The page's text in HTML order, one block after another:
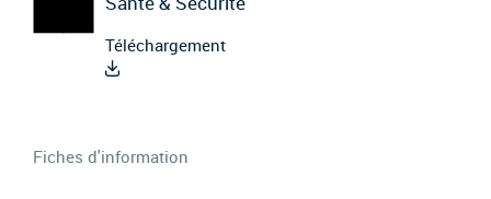
Téléchargement
Fiches d'information